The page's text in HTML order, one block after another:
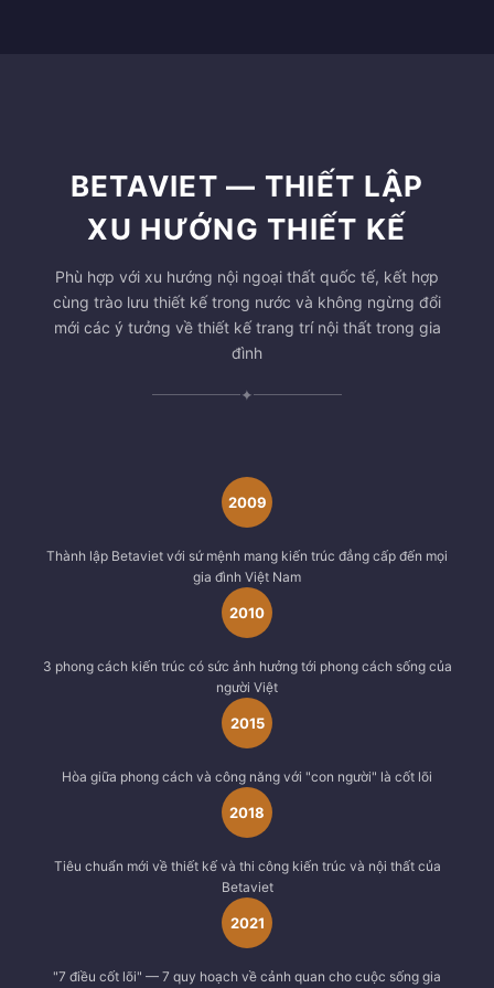
BETAVIET — THIẾT LẬP
XU HƯỚNG THIẾT KẾ
Phù hợp với xu hướng nội ngoại thất quốc tế, kết hợp
cùng trào lưu thiết kế trong nước và không ngừng đổi
mới các ý tưởng về thiết kế trang trí nội thất trong gia
đình
✦
2009
Thành lập Betaviet với sứ mệnh mang kiến trúc đẳng cấp đến mọi
gia đình Việt Nam
2010
3 phong cách kiến trúc có sức ảnh hưởng tới phong cách sống của
người Việt
2015
Hòa giữa phong cách và công năng với "con người" là cốt lõi
2018
Tiêu chuẩn mới về thiết kế và thi công kiến trúc và nội thất của
Betaviet
2021
"7 điều cốt lõi" — 7 quy hoạch về cảnh quan cho cuộc sống gia